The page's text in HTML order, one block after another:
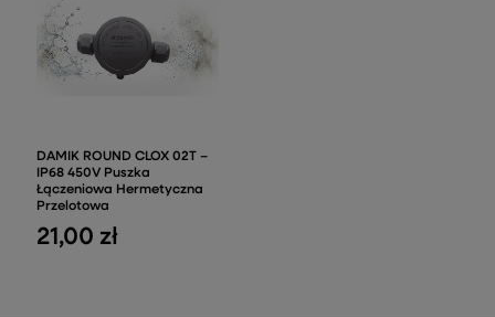
DAMIK ROUND CLOX 02T –
IP68 450V Puszka
Łączeniowa Hermetyczna
Przelotowa
21,00 zł